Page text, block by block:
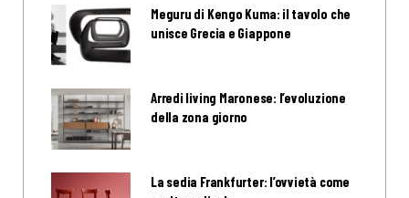
Meguru di Kengo Kuma: il tavolo che
unisce Grecia e Giappone
Arredi living Maronese: l’evoluzione
della zona giorno
La sedia Frankfurter: l’ovvietà come